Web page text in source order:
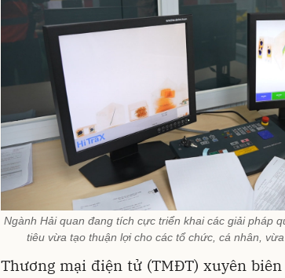
Ngành Hải quan đang tích cực triển khai các giải pháp
tiêu vừa tạo thuận lợi cho các tổ chức, cá nhân,
Thương mại điện tử (TMĐT) xuyên